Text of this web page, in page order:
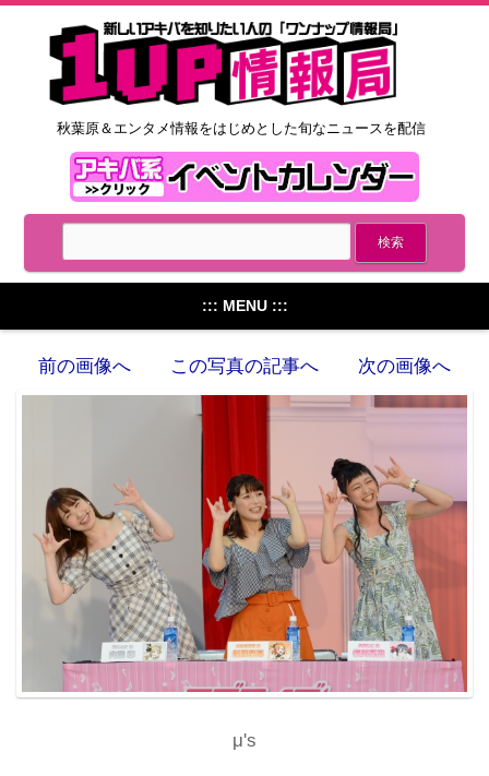
秋葉原＆エンタメ情報をはじめとした旬なニュースを配信
::: MENU :::
前の画像へ この写真の記事へ 次の画像へ
μ's